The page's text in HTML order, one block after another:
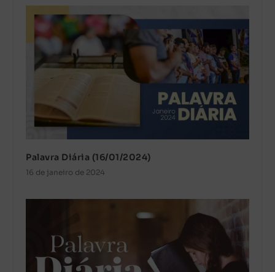
Palavra Diária (16/01/2024)
16 de janeiro de 2024